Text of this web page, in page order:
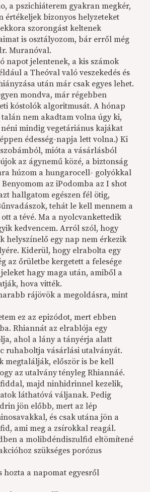
a pszichiáterem gyakran megkér,
értékeljek bizonyos helyzeteket
szorongást keltenek
is osztályozom, bár erről még
Muranóval.
napot jelentenek, a kis számok
a Theóval való veszekedés és
után már csak egyes lehet.
mondva, már régebben
kóstolók algoritmusát. A hónap
nem akadtam volna úgy ki,
mindig vegetáriánus kajákat
édesség-napja lett volna.) Ki
mióta a vásárlásból
az ágynemű közé, a biztonság
húzom a hungarocell- golyókkal
az iPodomba az I shot
hallgatom egészen fél ötig,
tehát le kell mennem a
a tévé. Ma a nyolcvankettedik
kedvencem. Arról szól, hogy
helyszínelő egy nap nem érkezik
Kiderül, hogy elrabolta egy
az őrületbe kergetett a felesége
hagy maga után, amiből a
hova vitték.
rájövök a megoldásra, mint
ez az epizódot, mert ebben
Rhiannát az elrablója egy
ahol a lány a tányérja alatt
ruhaboltja vásárlási utalványát.
megtalálják, először is be kell
az utalvány tényleg Rhiannáé.
majd ninhidrinnel kezelik,
láthatóvá váljanak. Pedig
jön előbb, mert az lép
és csak utána jön a
ami meg a zsírokkal reagál.
a molibdéndiszulfid eltömítené
szükséges porózus
hozta a napomat egyesről